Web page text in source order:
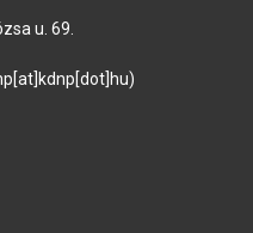
u. 69.